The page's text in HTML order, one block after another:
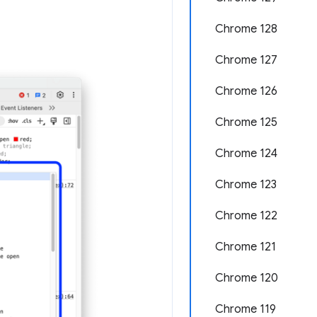
Chrome 128
Chrome 127
Chrome 126
Chrome 125
Chrome 124
Chrome 123
Chrome 122
Chrome 121
Chrome 120
Chrome 119